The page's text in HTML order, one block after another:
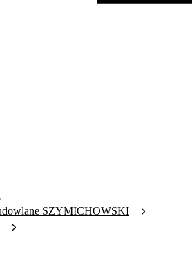
SZYMICHOWSKI